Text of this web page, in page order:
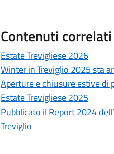
Contenuti correlati
Estate Trevigliese 2026
Winter in Treviglio 2025 sta
Aperture e chiusure estive di
Estate Trevigliese 2025
Pubblicato il Report 2024
Treviglio